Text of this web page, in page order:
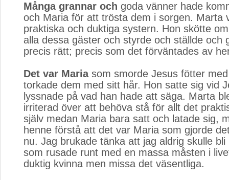
Många grannar och goda vänner hade
och Maria för att trösta dem i sorgen. Marta
praktiska och duktiga systern. Hon skötte
alla dessa gäster och styrde och ställde och
precis rätt; precis som det förväntades av
Det var Mariasom smorde Jesus fötter
torkade dem med sitt hår. Hon satte sig vid
lyssnade på vad han hade att säga. Marta
irriterad över att behöva stå för allt det
själv medan Maria bara satt och latade sig,
henne förstå att det var Maria som gjorde
nu. Jag brukade tänka att jag aldrig skulle
som rusade runt med en massa måsten i
duktig kvinna men missa det väsentliga.